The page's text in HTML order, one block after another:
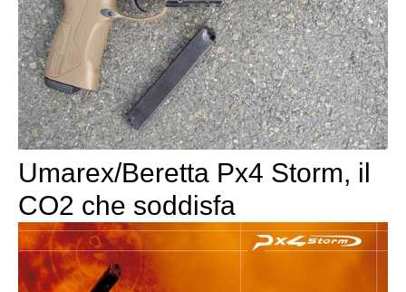
Umarex/Beretta Px4 Storm, il
CO2 che soddisfa